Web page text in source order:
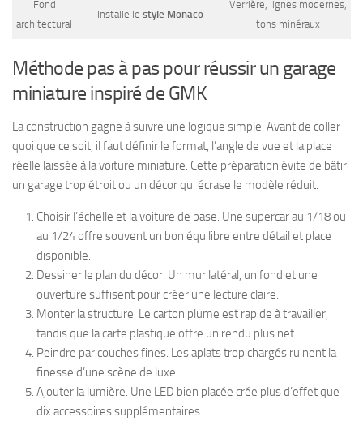
Fond
architectural
Installe le style Monaco
Verrière, lignes modernes,
tons minéraux
Méthode pas à pas pour réussir un garage
miniature inspiré de GMK
La construction gagne à suivre une logique simple. Avant de coller
quoi que ce soit, il faut définir le format, l’angle de vue et la place
réelle laissée à la voiture miniature. Cette préparation évite de bâtir
un garage trop étroit ou un décor qui écrase le modèle réduit.
Choisir l’échelle et la voiture de base. Une supercar au 1/18 ou
au 1/24 offre souvent un bon équilibre entre détail et place
disponible.
Dessiner le plan du décor. Un mur latéral, un fond et une
ouverture suffisent pour créer une lecture claire.
Monter la structure. Le carton plume est rapide à travailler,
tandis que la carte plastique offre un rendu plus net.
Peindre par couches fines. Les aplats trop chargés ruinent la
finesse d’une scène de luxe.
Ajouter la lumière. Une LED bien placée crée plus d’effet que
dix accessoires supplémentaires.